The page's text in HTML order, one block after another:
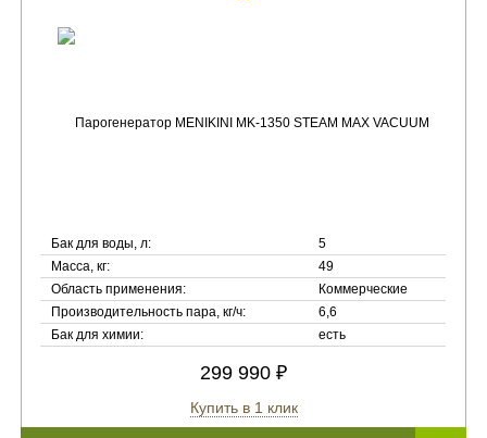
Бак для воды, л:
5
Масса, кг:
49
Область применения:
Коммерческие
Производительность пара, кг/ч:
6,6
Бак для химии:
есть
299 990 ₽
Купить в 1 клик